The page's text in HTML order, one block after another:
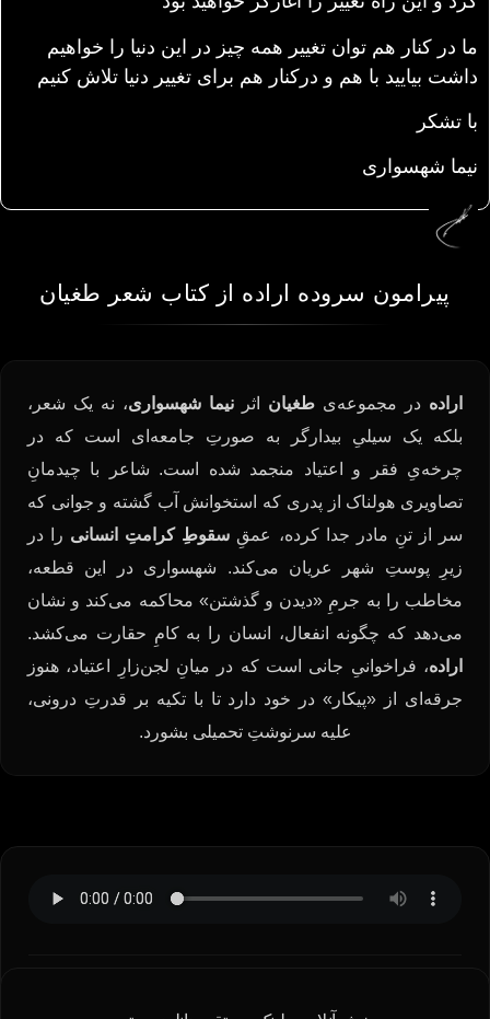
ما در کنار هم توان تغییر همه چیز در این دنیا را خواهیم
داشت بیایید با هم و درکنار هم برای تغییر دنیا تلاش کنیم
با تشکر
نیما شهسواری
پیرامون سروده اراده از کتاب شعر طغیان
اراده در مجموعه‌ی طغیان اثر نیما شهسواری، نه یک شعر،
بلکه یک سیلیِ بیدارگر به صورتِ جامعه‌ای است که در
چرخه‌یِ فقر و اعتیاد منجمد شده است. شاعر با چیدمانِ
تصاویری هولناک از پدری که استخوانش آب گشته و جوانی که
سر از تنِ مادر جدا کرده، عمقِ سقوطِ کرامتِ انسانیرا در
زیرِ پوستِ شهر عریان می‌کند. شهسواری در این قطعه،
مخاطب را به جرمِ «دیدن و گذشتن» محاکمه می‌کند و نشان
می‌دهد که چگونه انفعال، انسان را به کامِ حقارت می‌کشد.
اراده، فراخوانیِ جانی است که در میانِ لجن‌زارِ اعتیاد، هنوز
جرقه‌ای از «پیکار» در خود دارد تا با تکیه بر قدرتِ درونی،
علیه سرنوشتِ تحمیلی بشورد.